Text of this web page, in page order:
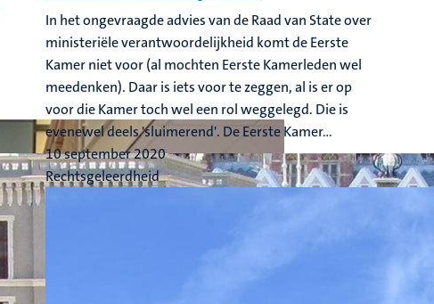
In het ongevraagde advies van de Raad van State over
ministeriële verantwoordelijkheid komt de Eerste
Kamer niet voor (al mochten Eerste Kamerleden wel
meedenken). Daar is iets voor te zeggen, al is er op
voor die Kamer toch wel een rol weggelegd. Die is
evenewel deels 'sluimerend'. De Eerste Kamer...
10 september 2020
Rechtsgeleerdheid